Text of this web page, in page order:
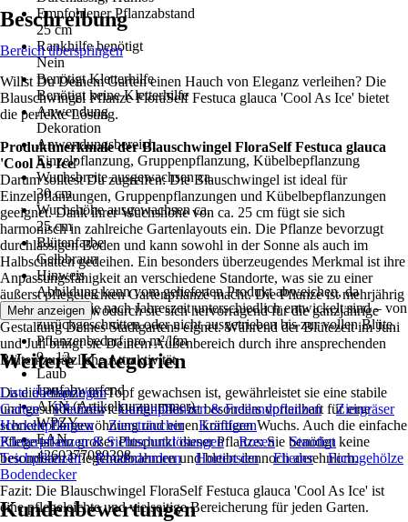
Empfohlener Pflanzabstand
25 cm
Rankhilfe benötigt
Nein
Benötigt Kletterhilfe
Benötigt keine Kletterhilfe
Anwendung
Dekoration
Anwendungsbereich
Einzelpflanzung, Gruppenpflanzung, Kübelbepflanzung
Wuchsbreite ausgewachsen ca.
30 cm
Wuchshöhe ausgewachsen ca.
25 cm
Blütenfarbe
Gelbbraun
Hinweis
Abbildung kann vom gelieferten Produkt abweichen, da
Pflanzen je nach Jahreszeit unterschiedlich entwickelt sind – von
zurückgeschnitten oder nicht ausgetrieben bis zur vollen Blüte.
Pflanzenbedarf pro m²/lfm
9 - 12
Laub
Laufabwerfend
AKN (Artikelkurznummer)
WPZY
EAN
4260377089398
Beschreibung
Bereich überspringen
Willst Du Deinem Garten einen Hauch von Eleganz verleihen? Die
Blauschwingel Pflanze FloraSelf Festuca glauca 'Cool As Ice' bietet
die perfekte Lösung.
Produktmerkmale der Blauschwingel FloraSelf Festuca glauca
'Cool As Ice'
Darum solltest Du zugreifen: Die Blauschwingel ist ideal für
Einzelpflanzungen, Gruppenpflanzungen und Kübelbepflanzungen
geeignet. Dank ihrer Wuchshöhe von ca. 25 cm fügt sie sich
harmonisch in zahlreiche Gartenlayouts ein. Die Pflanze bevorzugt
durchlässigen Boden und kann sowohl in der Sonne als auch im
Halbschatten gedeihen. Ein besonders überzeugendes Merkmal ist ihre
Anpassungsfähigkeit an verschiedene Standorte, was sie zu einer
äußerst pflegeleichten Gartenpflanze macht. Die Pflanze ist mehrjährig
und winterhart, wodurch sie sich hervorragend für die ganzjährige
Gestaltung Deines Stadtgartens eignet. Während der Blütezeit im Juni
und Juli bringt sie Deinem Außenbereich durch ihre ansprechenden
Blüten zusätzliche Attraktivität.
Da die Pflanze im Topf gewachsen ist, gewährleistet sie eine stabile
und gesunde Entwicklung. Dies ist besonders vorteilhaft für eine
schnelle Eingewöhnung und einen kräftigen Wuchs. Auch die einfache
Pflege ist ein großer Pluspunkt dieser Pflanze: Sie benötigt keine
besonderen Pflegemaßnahmen und bleibt dennoch ansehnlich.
Fazit: Die Blauschwingel FloraSelf Festuca glauca 'Cool As Ice' ist
eine pflegeleichte und vielseitige Bereicherung für jeden Garten.
Mehr anzeigen
Weitere Kategorien
Liste überspringen
Garten
Pflanzen Gartenpflanzen & Freilandpflanzen
Ziergräser
Heckenpflanzen
Ziersträucher
Koniferen
Kletterpflanzen & Sichtschutzlösungen
Rosen
Stauden
Teichpflanzen
Rhododendren Hortensien Flieder
Formgehölze
Bodendecker
Kundenbewertungen